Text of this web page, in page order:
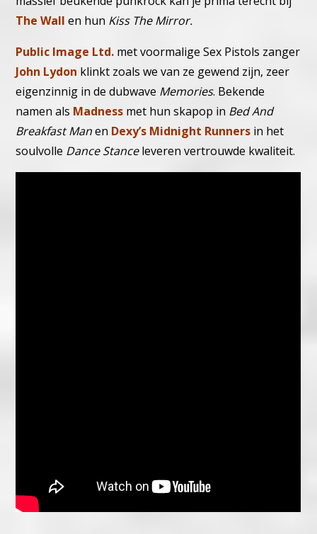
The Wall en hun Kiss The Mirror.
Public Image Ltd. met voormalige Sex Pistols zanger
John Lydon klinkt zoals we van ze gewend zijn, zeer
eigenzinnig in de dubwave Memories. Bekende
namen als Madness met hun skapop in Bed And
Breakfast Manen Dexy’s Midnight Runners in het
soulvolle Dance Stanceleveren vertrouwde kwaliteit.